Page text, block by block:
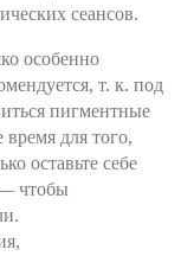
сеансов.
особенно
т. к. под
пигментные
для того,
оставьте себе
— чтобы